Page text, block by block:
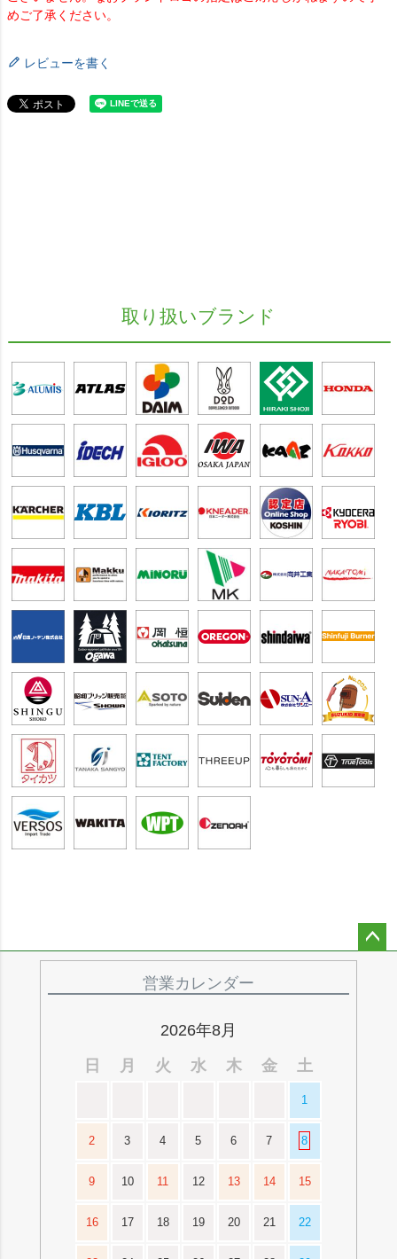
めご了承ください。
レビューを書く
取り扱いブランド
営業カレンダー
2026年8月
日
月 火 水 木 金 土
1
2 3 4 5 6 7 8
9 10 11 12 13 14 15
16 17 18 19 20 21 22